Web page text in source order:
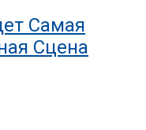
Самая
Сцена